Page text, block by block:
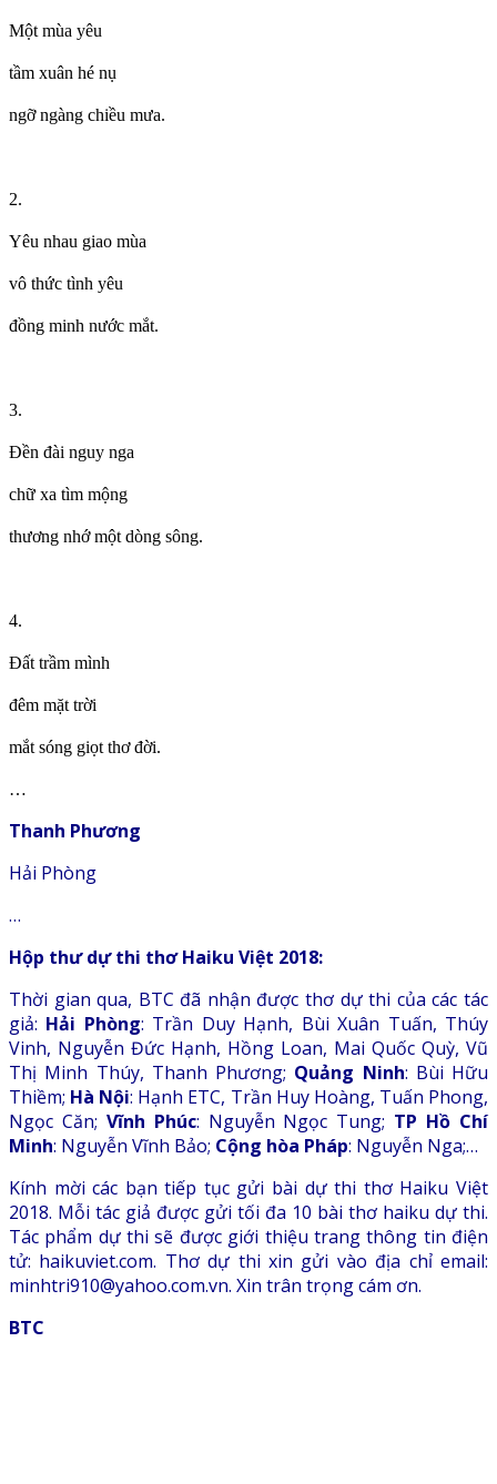
Một mùa yêu
tầm xuân hé nụ
ngỡ ngàng chiều mưa.
2.
Yêu nhau giao mùa
vô thức tình yêu
đồng minh nước mắt.
3.
Đền đài nguy nga
chữ xa tìm mộng
thương nhớ một dòng sông.
4.
Đất trầm mình
đêm mặt trời
mắt sóng giọt thơ đời.
…
Thanh Phương
Hải Phòng
…
Hộp thư dự thi thơ Haiku Việt 2018:
Thời gian qua, BTC đã nhận được thơ dự thi của các tác
giả: Hải Phòng: Trần Duy Hạnh, Bùi Xuân Tuấn, Thúy
Vinh, Nguyễn Đức Hạnh, Hồng Loan, Mai Quốc Quỳ, Vũ
Thị Minh Thúy, Thanh Phương; Quảng Ninh: Bùi Hữu
Thiềm; Hà Nội: Hạnh ETC, Trần Huy Hoàng, Tuấn Phong,
Ngọc Căn; Vĩnh Phúc: Nguyễn Ngọc Tung; TP Hồ Chí
Minh: Nguyễn Vĩnh Bảo; Cộng hòa Pháp: Nguyễn Nga;…
Kính mời các bạn tiếp tục gửi bài dự thi thơ Haiku Việt
2018. Mỗi tác giả được gửi tối đa 10 bài thơ haiku dự thi.
Tác phẩm dự thi sẽ được giới thiệu trang thông tin điện
tử: haikuviet.com. Thơ dự thi xin gửi vào địa chỉ email:
minhtri910@yahoo.com.vn. Xin trân trọng cám ơn.
BTC